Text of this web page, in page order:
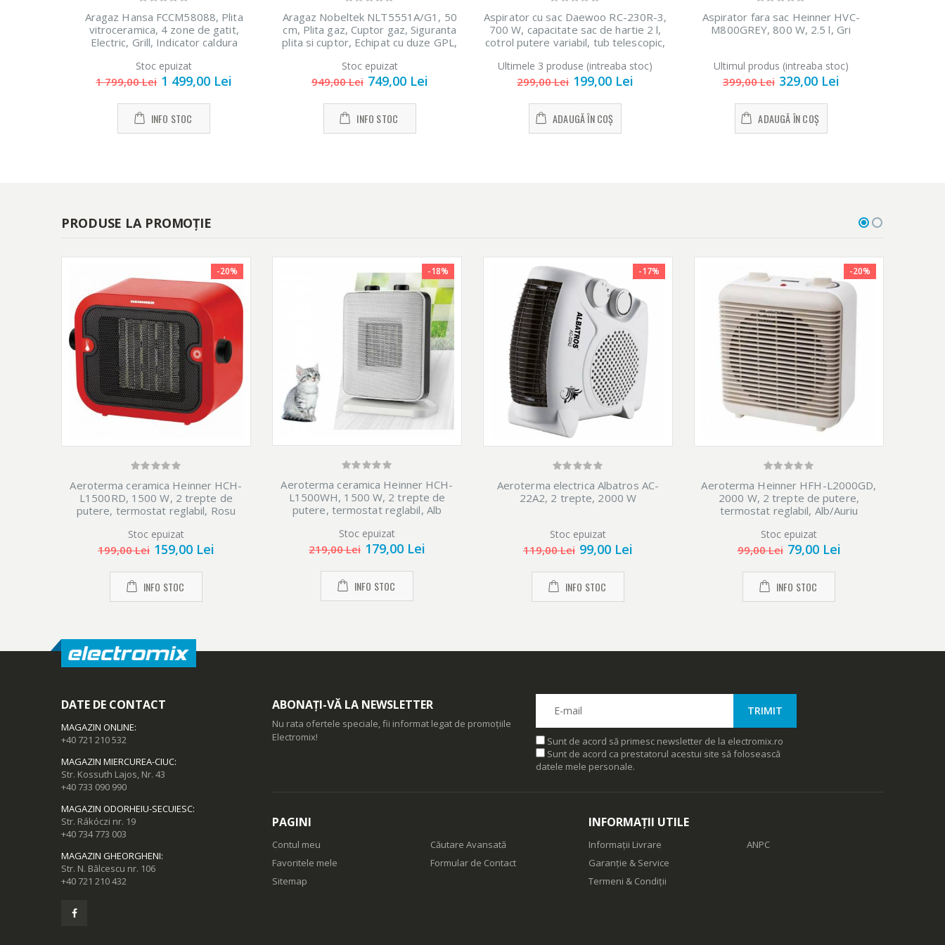
Aragaz Hansa FCCM58088, Plita
vitroceramica, 4 zone de gatit,
Electric, Grill, Indicator caldura
Stoc epuizat
1 799,00 Lei 1 499,00 Lei
INFO STOC
Aragaz Nobeltek NLT5551A/G1, 50
cm, Plita gaz, Cuptor gaz, Siguranta
plita si cuptor, Echipat cu duze GPL,
Stoc epuizat
949,00 Lei 749,00 Lei
INFO STOC
Aspirator cu sac Daewoo RC-230R-3,
700 W, capacitate sac de hartie 2 l,
cotrol putere variabil, tub telescopic,
standard + accesorii pentru tapiterie
si locuri inguste, Rosu
Ultimele 3 produse (intreaba stoc)
299,00 Lei 199,00 Lei
ADAUGĂ ÎN COȘ
Aspirator fara sac Heinner HVC-
M800GREY, 800 W, 2.5 l, Gri
Ultimul produs (intreaba stoc)
399,00 Lei 329,00 Lei
ADAUGĂ ÎN COȘ
PRODUSE LA PROMOȚIE
-20%
Aeroterma ceramica Heinner HCH-
L1500RD, 1500 W, 2 trepte de
putere, termostat reglabil, Rosu
Stoc epuizat
199,00 Lei 159,00 Lei
INFO STOC
-18%
Aeroterma ceramica Heinner HCH-
L1500WH, 1500 W, 2 trepte de
putere, termostat reglabil, Alb
Stoc epuizat
219,00 Lei 179,00 Lei
INFO STOC
-17%
Aeroterma electrica Albatros AC-
22A2, 2 trepte, 2000 W
Stoc epuizat
119,00 Lei 99,00 Lei
INFO STOC
-20%
Aeroterma Heinner HFH-L2000GD,
2000 W, 2 trepte de putere,
termostat reglabil, Alb/Auriu
Stoc epuizat
99,00 Lei 79,00 Lei
INFO STOC
DATE DE CONTACT
MAGAZIN ONLINE:
+40 721 210 532
MAGAZIN MIERCUREA-CIUC:
Str. Kossuth Lajos, Nr. 43
+40 733 090 990
MAGAZIN ODORHEIU-SECUIESC:
Str. Rákóczi nr. 19
+40 734 773 003
MAGAZIN GHEORGHENI:
Str. N. Bălcescu nr. 106
+40 721 210 432
ABONAȚI-VĂ LA NEWSLETTER
Nu rata ofertele speciale, fii informat legat de promoțiile
Electromix!
Sunt de acord să primesc newsletter de la electromix.ro
Sunt de acord ca prestatorul acestui site să folosească
datele mele personale.
PAGINI
Contul meu
Favoritele mele
Sitemap
Căutare Avansată
Formular de Contact
INFORMAȚII UTILE
Informații Livrare
Garanție & Service
Termeni & Condiții
ANPC